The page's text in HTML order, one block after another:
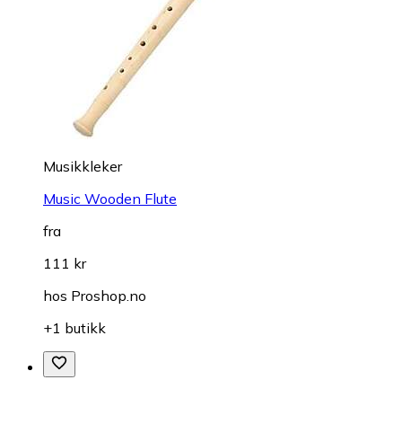
Musikkleker
Music Wooden Flute
fra
111 kr
hos Proshop.no
+1 butikk